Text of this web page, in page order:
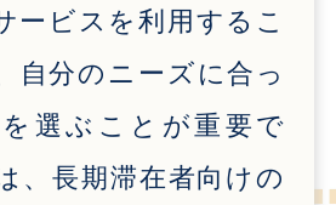
ービスを利用するこ
自分のニーズに合っ
選ぶことが重要で
、長期滞在者向けの